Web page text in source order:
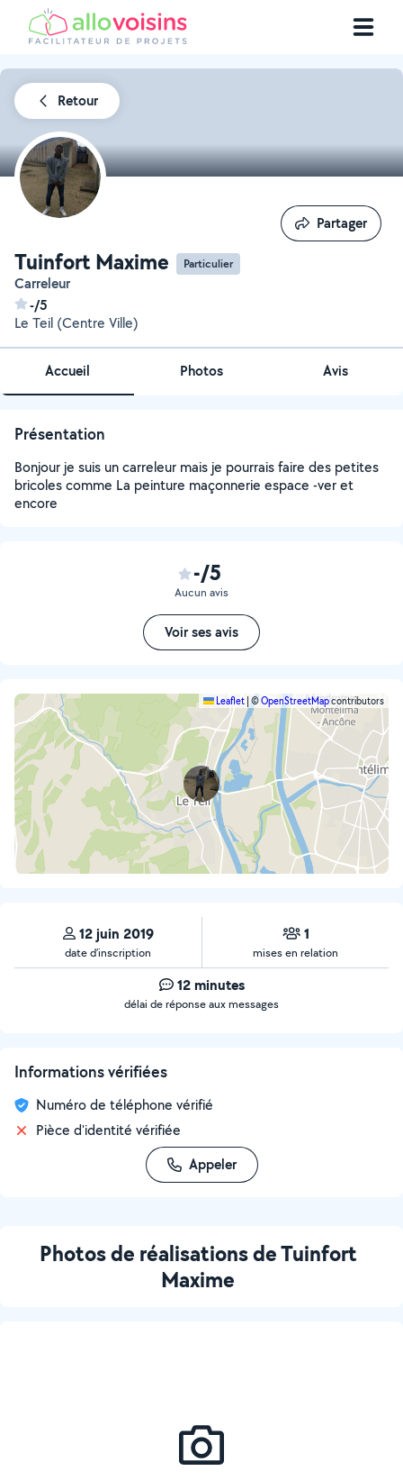
Retour
Tuinfort Maxime Particulier
Carreleur
-/5
Le Teil (Centre Ville)
Partager
Partager
Accueil Photos Avis
Présentation
Bonjour je suis un carreleur mais je pourrais faire des petites
bricoles comme La peinture maçonnerie espace -ver et
encore
-/5
Aucun avis
Voir ses avis
Leaflet ©OpenStreetMapcontributors
12 juin 2019
date d’inscription
1
mises en relation
12 minutes
délai de réponse aux messages
Informations vérifiées
Numéro de téléphone vérifié
Pièce d'identité vérifiée
Appeler
Photos de réalisations de Tuinfort
Maxime